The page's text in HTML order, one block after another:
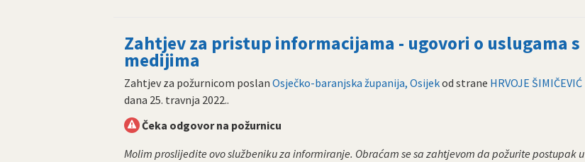
Zahtjev za pristup informacijama - ugovori o uslugama s
medijima
Zahtjev za požurnicom poslan Osječko-baranjska županija, Osijekod strane HRVOJE ŠIMIČEVIĆ
dana 25. travnja 2022..
Čeka odgovor na požurnicu
Molim proslijedite ovo službeniku za informiranje. Obraćam se sa zahtjevom da požurite postupak u